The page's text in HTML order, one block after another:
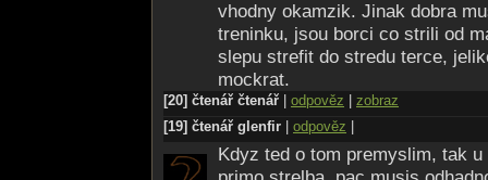
vhodny okamzik. Jinak dobra
treninku, jsou borci co strili od
slepu strefit do stredu terce,
mockrat.
[20] čtenář čtenář odpověz zobraz
[19] čtenář glenfir odpověz
Kdyz ted o tom premyslim, tak